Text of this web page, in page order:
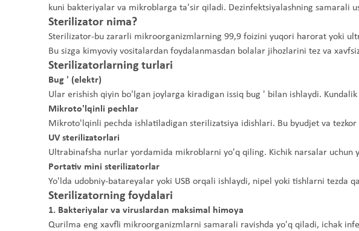
kuni bakteriyalar va mikroblarga ta'sir qiladi. Dezinfektsiyalashning samarali
Sterilizator nima?
Sterilizator-bu zararli mikroorganizmlarning 99,9 foizini yuqori harorat yoki
Bu sizga kimyoviy vositalardan foydalanmasdan bolalar jihozlarini tez va
Sterilizatorlarning turlari
Bug ' (elektr)
Ular erishish qiyin bo'lgan joylarga kiradigan issiq bug ' bilan ishlaydi. Kundalik
Mikroto'lqinli pechlar
Mikroto'lqinli pechda ishlatiladigan sterilizatsiya idishlari. Bu byudjet va
UV sterilizatorlari
Ultrabinafsha nurlar yordamida mikroblarni yo'q qiling. Kichik narsalar
Portativ mini sterilizatorlar
Yo'lda udobniy-batareyalar yoki USB orqali ishlaydi, nipel yoki tishlarni tezda
Sterilizatorning foydalari
1. Bakteriyalar va viruslardan maksimal himoya
Qurilma eng xavfli mikroorganizmlarni samarali ravishda yo'q qiladi, ichak